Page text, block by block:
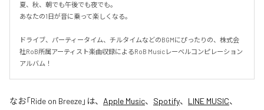
夏、秋、朝でも午後でも夜でも。
あなたの1日が音に乗って楽しくなる。
ドライブ、パーティータイム、チルタイムなどのBGMにぴったりの、株式会
社RoB所属アーティスト楽曲収録によるRoB Musicレーベルコンピレーション
アルバム！
なお「Ride on Breeze」は、 Apple Music、 Spotify、 LINE MUSIC、